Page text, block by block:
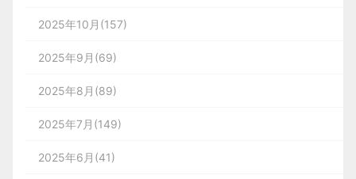
2025年10月(157)
2025年9月(69)
2025年8月(89)
2025年7月(149)
2025年6月(41)